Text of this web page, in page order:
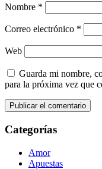
Nombre *
Correo electrónico *
Web
Guarda mi nombre,
para la próxima vez que
Categorías
Amor
Apuestas